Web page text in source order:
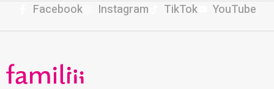
Facebook Instagram TikTok YouTube